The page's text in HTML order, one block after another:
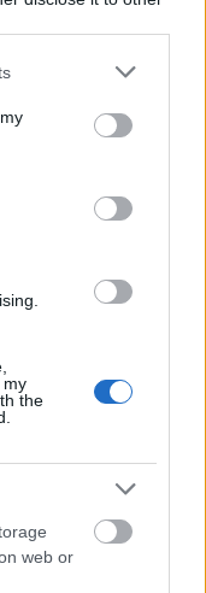
or more Google
You may click to
third-party tags to
in below Google
my
the
web or
a